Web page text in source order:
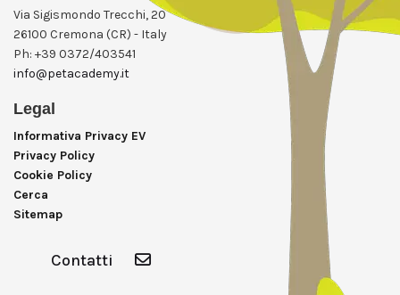
Via Sigismondo Trecchi, 20
26100 Cremona (CR) - Italy
Ph: +39 0372/403541
info@petacademy.it
Legal
Informativa Privacy EV
Privacy Policy
Cookie Policy
Cerca
Sitemap
Contatti